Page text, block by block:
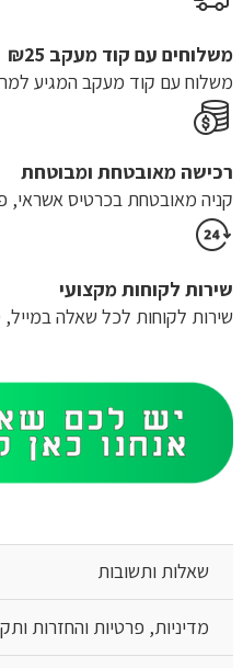
משלוחים עם קוד מעקב ₪25
משלוח​ עם קוד מעקב המגיע
רכישה​ ​מאובטחת ומבוטחת
קניה מאובטחת בכרטיס אשראי,
שירות לקוחות מקצועי
שירות לקוחות לכל שאלה במייל,
שאלות ותשובות
מדיניות, פרטיות והחזרות